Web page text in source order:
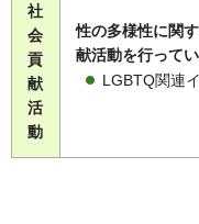
社
会
貢
献
活
動
性の多様性に関
献活動を行ってい
LGBTQ関連